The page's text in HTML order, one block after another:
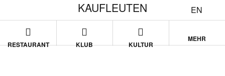
EN
KAUFLEUTEN
RESTAURANT KLUB KULTUR
MEHR